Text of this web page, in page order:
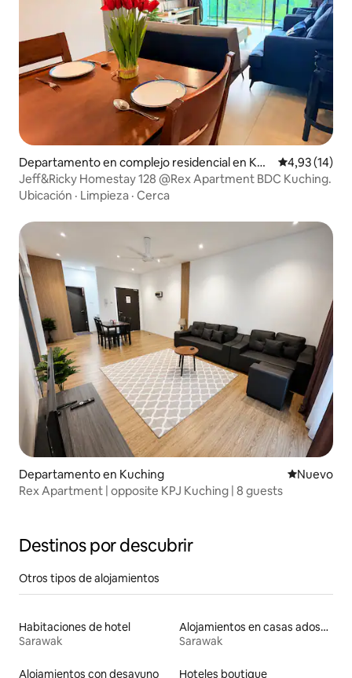
Departamento en complejo residencial en Kuc
hing
Calificación
4,93 (14)
Jeff&Ricky Homestay 128 @Rex Apartment BDC Kuching.
Ubicación · Limpieza · Cerca
Departamento en Kuching Lugar
Nuevo
Rex Apartment | opposite KPJ Kuching | 8 guests
Destinos por descubrir
Otros tipos de alojamientos
Habitaciones de hotel
Sarawak
Alojamientos en casas adosadas
Sarawak
Alojamientos con desayuno
Hoteles boutique